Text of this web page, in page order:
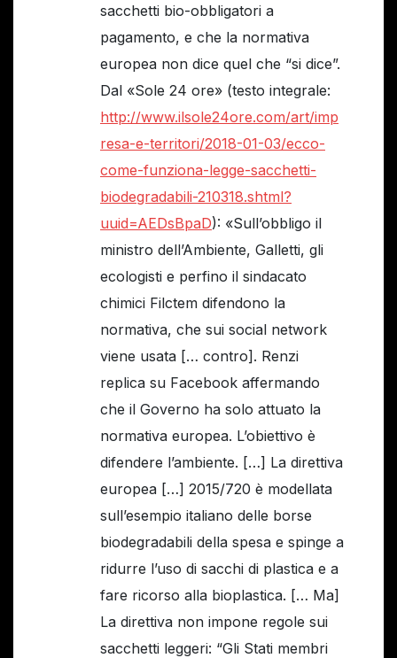
sacchetti bio-obbligatori a
pagamento, e che la normativa
europea non dice quel che “si dice”.
Dal «Sole 24 ore» (testo integrale:
http://www.ilsole24ore.com/art/imp
resa-e-territori/2018-01-03/ecco-
come-funziona-legge-sacchetti-
biodegradabili-210318.shtml?
uuid=AEDsBpaD): «Sull’obbligo il
ministro dell’Ambiente, Galletti, gli
ecologisti e perfino il sindacato
chimici Filctem difendono la
normativa, che sui social network
viene usata [… contro]. Renzi
replica su Facebook affermando
che il Governo ha solo attuato la
normativa europea. L’obiettivo è
difendere l’ambiente. […] La direttiva
europea […] 2015/720 è modellata
sull’esempio italiano delle borse
biodegradabili della spesa e spinge a
ridurre l’uso di sacchi di plastica e a
fare ricorso alla bioplastica. [… Ma]
La direttiva non impone regole sui
sacchetti leggeri: “Gli Stati membri